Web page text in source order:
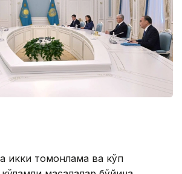
икки томонлама ва кўп